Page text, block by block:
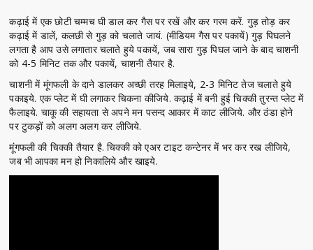
कढ़ाई में एक छोटी चम्मच घी डाल कर गैस पर रखें और कर गरम करें. गुड़ तोड़ कर
कढ़ाई में डालें, कलछी से गुड़ को चलाते जायं. (मीडियम गैस पर पकायें) गुड़ पिघलने
लगता है आप उसे लगातार चलाते हुये पकायें, जब सारा गुड़ पिघल जाने के बाद चाशनी
को 4-5 मिनिट तक और पकायें, चाशनी तैयार है.
चाशनी में मूंगफली के दाने डालकर अच्छी तरह मिलाइये, 2-3 मिनिट तेज चलाते हुये
पकाइये. एक प्लेट में घी लगाकर चिकना कीजिये. कढ़ाई में बनी हुई चिक्की तुरन्त प्लेट में
फैलाइये. चाकू की सहायता से अपने मन पसन्द आकार में काट लीजिये. और ठंडा होने
पर टुकड़ों को अलग अलग कर लीजिये.
मूंगफली की चिक्की तैयार है. चिक्की को एअर टाइट कन्टेनर में भर कर रख लीजिये,
जब भी आपका मन हो निकालिये और खाइये.